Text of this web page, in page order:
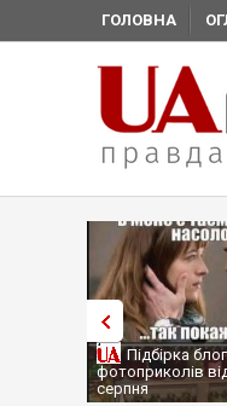
ГОЛОВНА
Підбірка
фотоприколів
серпня